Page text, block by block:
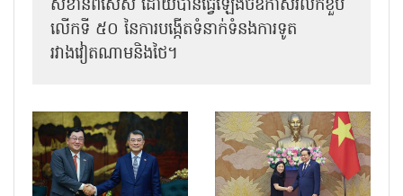
សំខាន់ពិសេស ដោយបានធ្វើឡើងចំឱកាសរំលឹកខួប
លើកទី ៥០ នៃការបង្កើតទំនាក់ទំនងការទូត
រវាងវៀតណាមនិងថៃ។